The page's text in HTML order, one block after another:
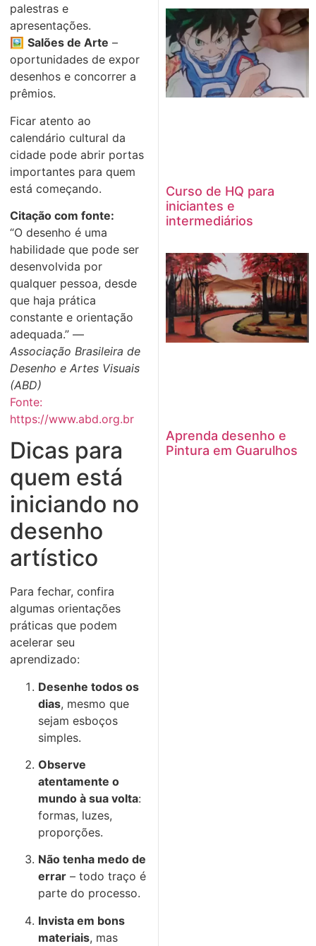
palestras e
apresentações.
🖼️Salões de Arte –
oportunidades de expor
desenhos e concorrer a
prêmios.
Ficar atento ao
calendário cultural da
cidade pode abrir portas
importantes para quem
está começando.
Citação com fonte:
“O desenho é uma
habilidade que pode ser
desenvolvida por
qualquer pessoa, desde
que haja prática
constante e orientação
adequada.” —
Associação Brasileira de
Desenho e Artes Visuais
(ABD)
Fonte:
https://www.abd.org.br
Dicas para
quem está
iniciando no
desenho
artístico
Para fechar, confira
algumas orientações
práticas que podem
acelerar seu
aprendizado:
Desenhe todos os
dias, mesmo que
sejam esboços
simples.
Observe
atentamente o
mundo à sua volta:
formas, luzes,
proporções.
Não tenha medo de
errar – todo traço é
parte do processo.
Invista em bons
materiais, mas
Curso de HQ para
iniciantes e
intermediários
Aprenda desenho e
Pintura em Guarulhos